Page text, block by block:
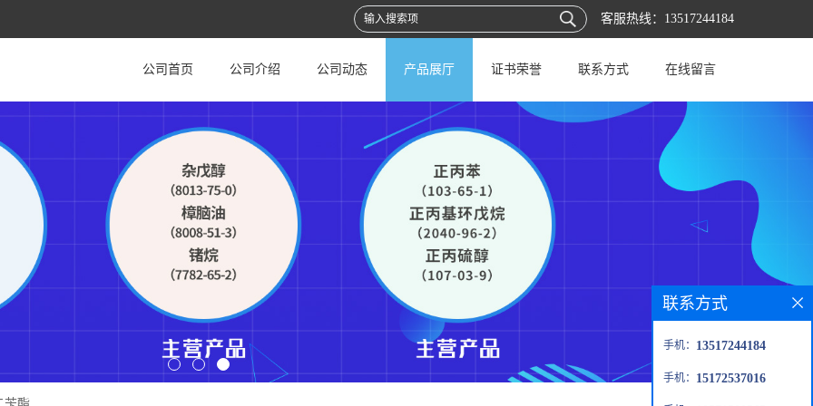
客服热线： 13517244184
公司首页 公司介绍 公司动态 产品展厅 证书荣誉 联系方式 在线留言
联系方式
手机： 13517244184
手机： 15172537016